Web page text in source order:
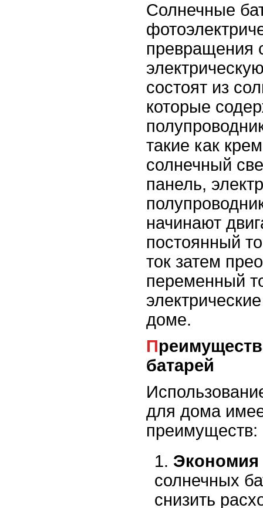
Солнечные
превращения
состоят из
которые
такие как
солнечный
панель,
начинают
постоянный
ток затем
переменный
доме.
Преимущества солнечных
батарей
для дома
преимуществ:
Экономия
солнечных
снизить